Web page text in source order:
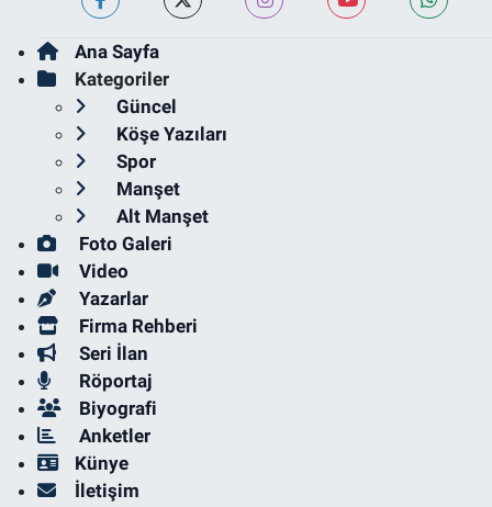
Ana Sayfa
Kategoriler
Güncel
Köşe Yazıları
Spor
Manşet
Alt Manşet
Foto Galeri
Video
Yazarlar
Firma Rehberi
Seri İlan
Röportaj
Biyografi
Anketler
Künye
İletişim